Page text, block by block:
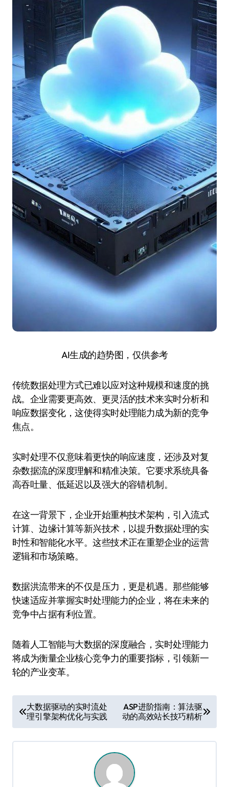
AI生成的趋势图，仅供参考
传统数据处理方式已难以应对这种规模和速度的挑
战。企业需要更高效、更灵活的技术来实时分析和
响应数据变化，这使得实时处理能力成为新的竞争
焦点。
实时处理不仅意味着更快的响应速度，还涉及对复
杂数据流的深度理解和精准决策。它要求系统具备
高吞吐量、低延迟以及强大的容错机制。
在这一背景下，企业开始重构技术架构，引入流式
计算、边缘计算等新兴技术，以提升数据处理的实
时性和智能化水平。这些技术正在重塑企业的运营
逻辑和市场策略。
数据洪流带来的不仅是压力，更是机遇。那些能够
快速适应并掌握实时处理能力的企业，将在未来的
竞争中占据有利位置。
随着人工智能与大数据的深度融合，实时处理能力
将成为衡量企业核心竞争力的重要指标，引领新一
轮的产业变革。
章
导
大数据驱动的实时流处
理引擎架构优化与实践
ASP进阶指南：算法驱
动的高效站长技巧精析